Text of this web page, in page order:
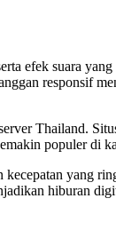
efek suara
responsif
Thailand.
populer di
yang
hiburan